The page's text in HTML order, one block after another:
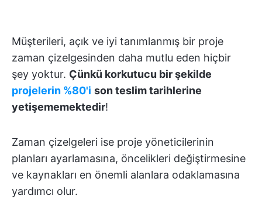
Müşterileri, açık ve iyi tanımlanmış bir proje
zaman çizelgesinden daha mutlu eden hiçbir
şey yoktur. Çünkü korkutucu bir şekilde
projelerin %80'i son teslim tarihlerine
yetişememektedir!
Zaman çizelgeleri ise proje yöneticilerinin
planları ayarlamasına, öncelikleri değiştirmesine
ve kaynakları en önemli alanlara odaklamasına
yardımcı olur.